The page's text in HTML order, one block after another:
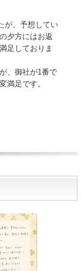
が、予想してい
夕方にはお返
足しておりま
、御社が1番で
満足です。